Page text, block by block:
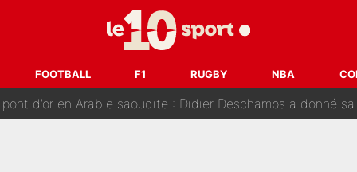
FOOTBALL F1 RUGBY NBA
ont de la concurrence ? L’IA annonce les 5 joueurs qui vont
: Fabrizio Romano dévoile déjà la stratégie du PSG
d’or en Arabie saoudite : Didier Deschamps a donné